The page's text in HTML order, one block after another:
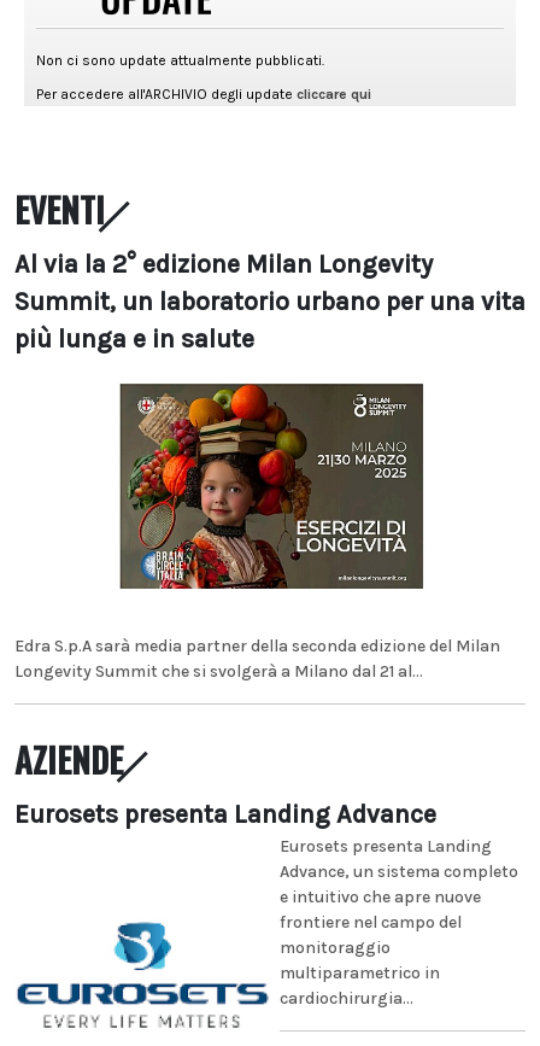
EVENTI
Al via la 2° edizione Milan Longevity
Summit, un laboratorio urbano per una vita
più lunga e in salute
Edra S.p.A sarà media partner della seconda edizione del Milan
Longevity Summit che si svolgerà a Milano dal 21 al...
AZIENDE
Eurosets presenta Landing Advance
Eurosets presenta Landing
Advance, un sistema completo
e intuitivo che apre nuove
frontiere nel campo del
monitoraggio
multiparametrico in
cardiochirurgia...